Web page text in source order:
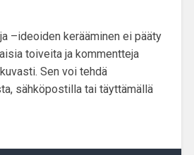
–ideoiden kerääminen ei pääty
toiveita ja kommentteja
Sen voi tehdä
sähköpostilla tai täyttämällä